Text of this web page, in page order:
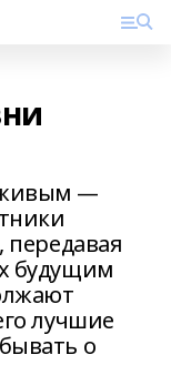
—
передавая
будущим
лучшие
о